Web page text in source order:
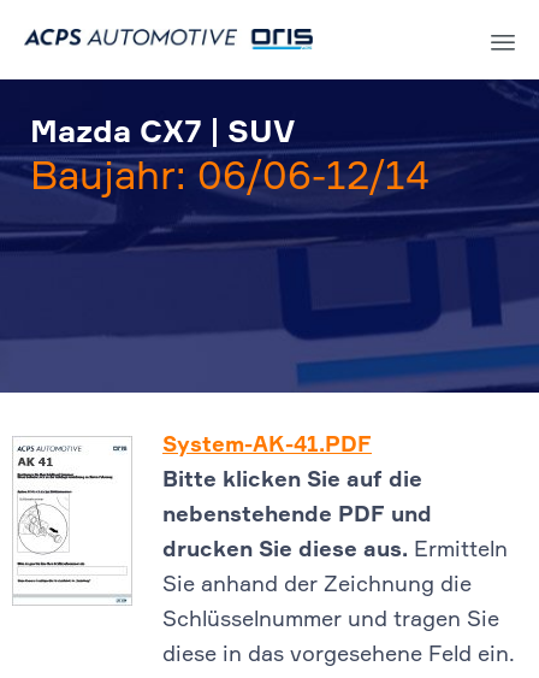
Mazda CX7 | SUV
Baujahr: 06/06-12/14
System-AK-41.PDF
Bitte klicken Sie auf die
nebenstehende PDF und
drucken Sie diese aus. Ermitteln
Sie anhand der Zeichnung die
Schlüsselnummer und tragen Sie
diese in das vorgesehene Feld ein.